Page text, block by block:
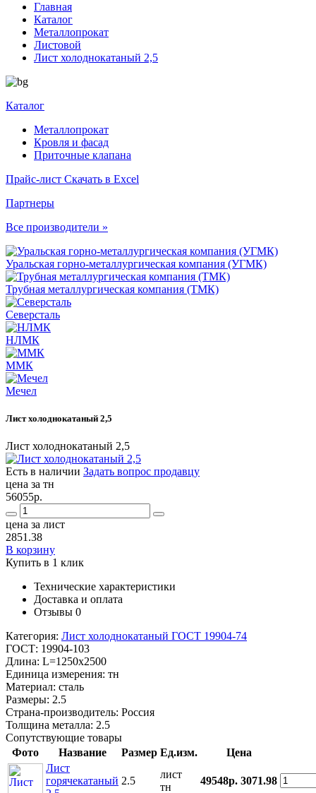
Главная
Каталог
Металлопрокат
Листовой
Лист холоднокатаный 2,5
Каталог
Металлопрокат
Кровля и фасад
Приточные клапана
Прайс-лист Скачать в Excel
Партнеры
Все производители »
Уральская горно-металлургическая компания (УГМК)
Трубная металлургическая компания (ТМК)
Северсталь
НЛМК
ММК
Мечел
Лист холоднокатаный 2,5
Лист холоднокатаный 2,5
Есть в наличии Задать вопрос продавцу
цена за тн
56055р.
цена за лист
2851.38
В корзину
Купить в 1 клик
Технические характеристики
Доставка и оплата
Отзывы 0
Категория: Лист холоднокатаный ГОСТ 19904-74
ГОСТ: 19904-103
Длина: L=1250x2500
Единица измерения: тн
Материал: сталь
Размеры: 2.5
Страна-производитель: Россия
Толщина металла: 2.5
Сопутствующие товары
Фото
Название Размер Ед.изм.
Цена
Лист
горячекатаный 2.5
лист
тн
49548р. 3071.98